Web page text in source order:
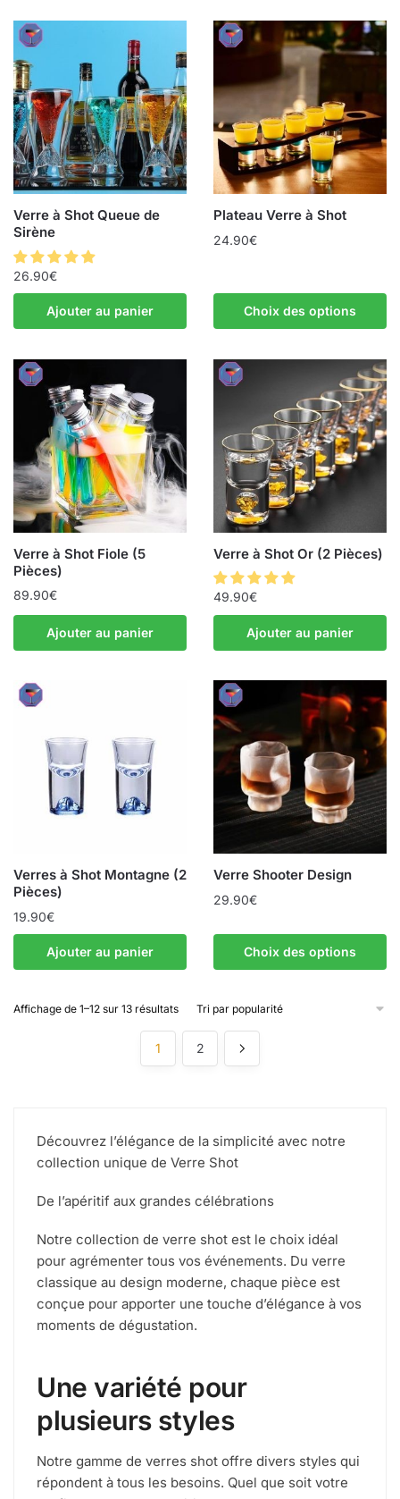
Verre à Shot Queue de
Sirène
26.90€
Ajouter au panier
Plateau Verre à Shot
24.90€
Choix des options
Verre à Shot Fiole (5
Pièces)
89.90€
Ajouter au panier
Verre à Shot Or (2 Pièces)
49.90€
Ajouter au panier
Verres à Shot Montagne (2
Pièces)
19.90€
Ajouter au panier
Verre Shooter Design
29.90€
Choix des options
Affichage de 1–12 sur 13 résultats
1 2
Découvrez l’élégance de la simplicité avec notre
collection unique de Verre Shot
De l’apéritif aux grandes célébrations
Notre collection de verre shot est le choix idéal
pour agrémenter tous vos événements. Du verre
classique au design moderne, chaque pièce est
conçue pour apporter une touche d’élégance à vos
moments de dégustation.
Une variété pour
plusieurs styles
Notre gamme de verres shot offre divers styles qui
répondent à tous les besoins. Quel que soit votre